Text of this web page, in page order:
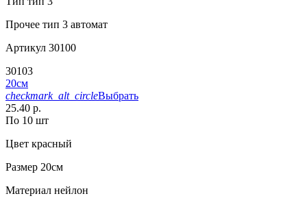
Прочее тип 3 автомат
Артикул 30100
30103
20см
checkmark_alt_circleВыбрать
25.40 р.
По 10 шт
Цвет красный
Размер 20см
Материал нейлон